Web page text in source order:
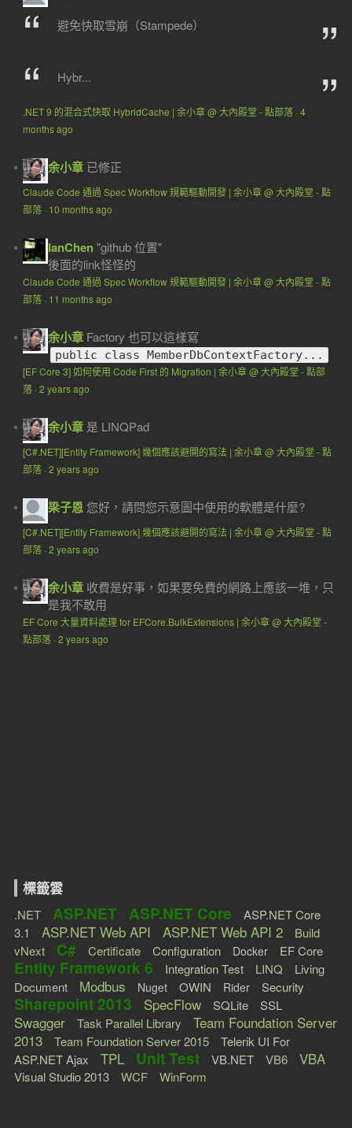
避免快取雪崩（Stampede）
Hybr...
.NET 9 的混合式快取 HybridCache | 余小章 @ 大內殿堂 - 點部落· 4
months ago
余小章 已修正
Claude Code 通過 Spec Workflow 規範驅動開發 | 余小章 @ 大內殿堂 - 點
部落· 10 months ago
IanChen"github 位置"
後面的link怪怪的
Claude Code 通過 Spec Workflow 規範驅動開發 | 余小章 @ 大內殿堂 - 點
部落· 11 months ago
余小章 Factory 也可以這樣寫
public class MemberDbContextFactory...
[EF Core 3] 如何使用 Code First 的 Migration | 余小章 @ 大內殿堂 - 點部
落· 2 years ago
余小章 是 LINQPad
[C#.NET][Entity Framework] 幾個應該避開的寫法 | 余小章 @ 大內殿堂 - 點
部落· 2 years ago
梁子恩 您好，請問您示意圖中使用的軟體是什麼?
[C#.NET][Entity Framework] 幾個應該避開的寫法 | 余小章 @ 大內殿堂 - 點
部落· 2 years ago
余小章 收費是好事，如果要免費的網路上應該一堆，只
是我不敢用
EF Core 大量資料處理 for EFCore.BulkExtensions | 余小章 @ 大內殿堂 -
點部落· 2 years ago
標籤雲
.NET ASP.NET ASP.NET Core
ASP.NET Core
3.1
ASP.NET Web API ASP.NET Web API 2
Build
vNext
C# Certificate Configuration Docker EF Core
Entity Framework 6 Integration Test LINQ
Living
Document
Modbus Nuget OWIN Rider Security
Sharepoint 2013 SpecFlow SQLite SSL
Swagger Task Parallel Library
Team Foundation Server
2013
Team Foundation Server 2015
Telerik UI For
ASP.NET Ajax
TPL Unit Test VB.NET VB6 VBA
Visual Studio 2013 WCF WinForm